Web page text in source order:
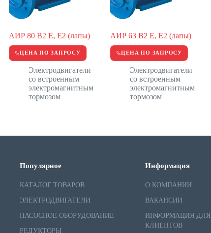
АИР 80 В2 Е, Е2 (лапы)
ЦЕНА ПО ЗАПРОСУ
Электродвигатели
со встроенным
электромагнитным
тормозом
АИР 63 В2 Е, Е2 (лапы)
ЦЕНА ПО ЗАПРОСУ
Электродвигатели
со встроенным
электромагнитным
тормозом
Популярное
КАТАЛОГ ТОВАРОВ
ЭЛЕКТРОДВИГАТЕЛИ
НАСОСНОЕ ОБОРУДОВАНИЕ
РЕДУКТОРЫ
Информация
О КОМПАНИИ
ВАКАНСИИ
ИНФОРМАЦИЯ ДЛЯ
КЛИЕНТОВ